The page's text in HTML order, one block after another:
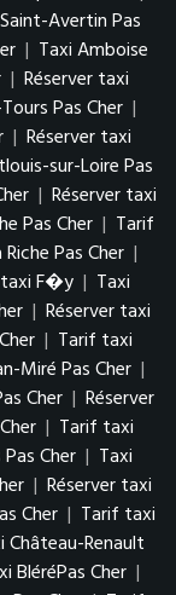
Avertin Pas
| Taxi Amboise
| Réserver taxi
Pas Cher |
| Réserver taxi
sur-Loire Pas
| Réserver taxi
Pas Cher | Tarif
Pas Cher |
taxi F�y | Taxi
| Réserver taxi
| Tarif taxi
Miré Pas Cher |
Cher | Réserver
| Tarif taxi
Cher | Taxi
| Réserver taxi
Cher | Tarif taxi
Château-Renault
BléréPas Cher |